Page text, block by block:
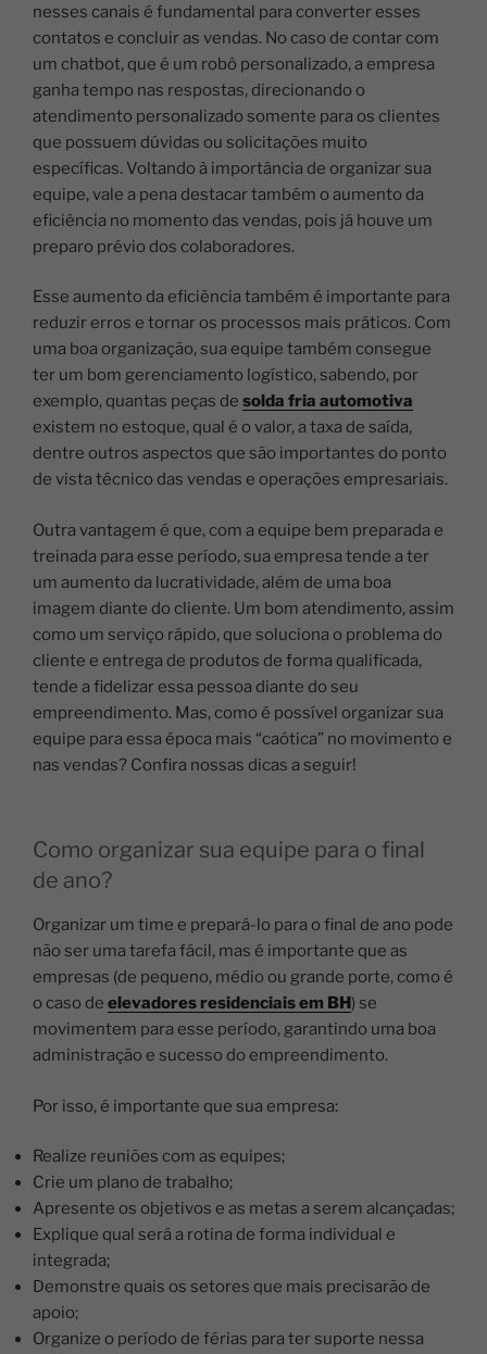
nesses canais é fundamental para converter esses
contatos e concluir as vendas. No caso de contar com
um chatbot, que é um robô personalizado, a empresa
ganha tempo nas respostas, direcionando o
atendimento personalizado somente para os clientes
que possuem dúvidas ou solicitações muito
específicas. Voltando à importância de organizar sua
equipe, vale a pena destacar também o aumento da
eficiência no momento das vendas, pois já houve um
preparo prévio dos colaboradores.
Esse aumento da eficiência também é importante para
reduzir erros e tornar os processos mais práticos. Com
uma boa organização, sua equipe também consegue
ter um bom gerenciamento logístico, sabendo, por
exemplo, quantas peças de solda fria automotiva
existem no estoque, qual é o valor, a taxa de saída,
dentre outros aspectos que são importantes do ponto
de vista técnico das vendas e operações empresariais.
Outra vantagem é que, com a equipe bem preparada e
treinada para esse período, sua empresa tende a ter
um aumento da lucratividade, além de uma boa
imagem diante do cliente. Um bom atendimento, assim
como um serviço rápido, que soluciona o problema do
cliente e entrega de produtos de forma qualificada,
tende a fidelizar essa pessoa diante do seu
empreendimento. Mas, como é possível organizar sua
equipe para essa época mais “caótica” no movimento e
nas vendas? Confira nossas dicas a seguir!
Como organizar sua equipe para o final
de ano?
Organizar um time e prepará-lo para o final de ano pode
não ser uma tarefa fácil, mas é importante que as
empresas (de pequeno, médio ou grande porte, como é
o caso de elevadores residenciais em BH) se
movimentem para esse período, garantindo uma boa
administração e sucesso do empreendimento.
Por isso, é importante que sua empresa:
Realize reuniões com as equipes;
Crie um plano de trabalho;
Apresente os objetivos e as metas a serem alcançadas;
Explique qual será a rotina de forma individual e
integrada;
Demonstre quais os setores que mais precisarão de
apoio;
Organize o período de férias para ter suporte nessa